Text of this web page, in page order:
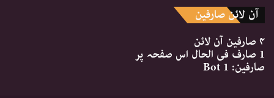
آن لائن صارفین
۴ صارفین
آن لائن
1 صارف فی الحال اس صفحہ پر
صارفین: 1 Bot